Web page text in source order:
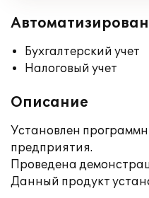
Бухгалтерский учет
Налоговый учет
Описание
Установлен
предприятия.
Проведена
Данный продукт